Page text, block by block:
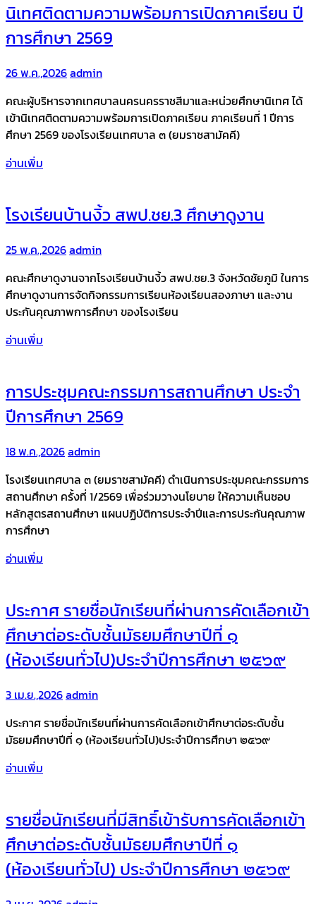
นิเทศติดตามความพร้อมการเปิดภาคเรียน ปี
การศึกษา 2569
26 พ.ค.,2026admin
คณะผู้บริหารจากเทศบาลนครนครราชสีมาและหน่วยศึกษานิเทศ ได้
เข้านิเทศติดตามความพร้อมการเปิดภาคเรียน ภาคเรียนที่ 1 ปีการ
ศึกษา 2569 ของโรงเรียนเทศบาล ๓ (ยมราชสามัคคี)
อ่านเพิ่ม
โรงเรียนบ้านงิ้ว สพป.ชย.3 ศึกษาดูงาน
25 พ.ค.,2026admin
คณะศึกษาดูงานจากโรงเรียนบ้านงิ้ว สพป.ชย.3 จังหวัดชัยภูมิ ในการ
ศึกษาดูงานการจัดกิจกรรมการเรียนห้องเรียนสองภาษา และงาน
ประกันคุณภาพการศึกษา ของโรงเรียน
อ่านเพิ่ม
การประชุมคณะกรรมการสถานศึกษา ประจำ
ปีการศึกษา 2569
18 พ.ค.,2026admin
โรงเรียนเทศบาล ๓ (ยมราชสามัคคี) ดำเนินการประชุมคณะกรรมการ
สถานศึกษา ครั้งที่ 1/2569 เพื่อร่วมวางนโยบาย ให้ความเห็นชอบ
หลักสูตรสถานศึกษา แผนปฏิบัติการประจำปีและการประกันคุณภาพ
การศึกษา
อ่านเพิ่ม
ประกาศ รายชื่อนักเรียนที่ผ่านการคัดเลือกเข้า
ศึกษาต่อระดับชั้นมัธยมศึกษาปีที่ ๑
(ห้องเรียนทั่วไป)ประจำปีการศึกษา ๒๕๖๙
3 เม.ย.,2026admin
ประกาศ รายชื่อนักเรียนที่ผ่านการคัดเลือกเข้าศึกษาต่อระดับชั้น
มัธยมศึกษาปีที่ ๑ (ห้องเรียนทั่วไป)ประจำปีการศึกษา ๒๕๖๙
อ่านเพิ่ม
รายชื่อนักเรียนที่มีสิทธิ์เข้ารับการคัดเลือกเข้า
ศึกษาต่อระดับชั้นมัธยมศึกษาปีที่ ๑
(ห้องเรียนทั่วไป) ประจำปีการศึกษา ๒๕๖๙